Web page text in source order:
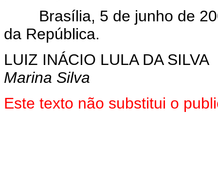
Brasília, 5 de junho de
da República.
LUIZ INÁCIO LULA DA SILVA
Marina Silva
Este texto não substitui o